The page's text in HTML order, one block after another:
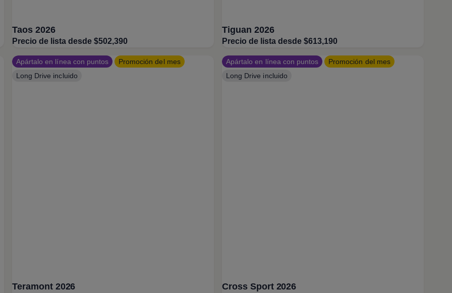
Taos 2026
Precio de lista desde $502,390
Tiguan 2026
Precio de lista desde $613,190
Apártalo en línea con puntos
Promoción del mes
Long Drive incluido
Teramont 2026
Apártalo en línea con puntos
Promoción del mes
Long Drive incluido
Cross Sport 2026